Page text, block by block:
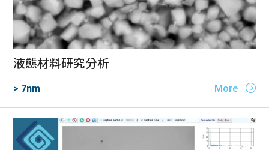
液態材料研究分析
> 7nm More